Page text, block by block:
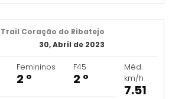
Trail Coração do Ribatejo
30, Abril de 2023
Femininos
2 º
F45
2 º
Méd.
km/h
7.51